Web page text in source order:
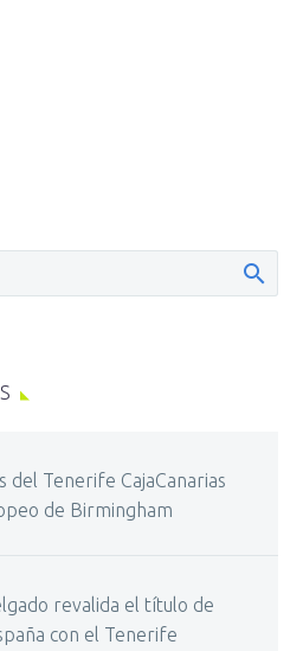
del Tenerife CajaCanarias
de Birmingham
revalida el título de
con el Tenerife